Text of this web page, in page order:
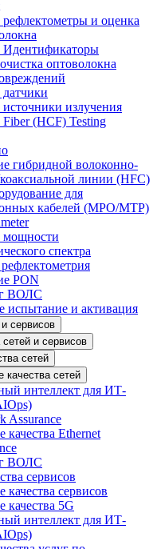
и оценка
Идентификаторы
оптоволокна
излучения
(HCF) Testing
гибридной волоконно-
линии (HFC)
для
кабелей (MPO/MTP)
мощности
спектра
PON
ВОЛС
испытание и активация
сервисов
сетей и сервисов
сетей
качества сетей
интеллект для ИТ-
Assurance
качества Ethernet
ВОЛС
сервисов
качества сервисов
качества 5G
интеллект для ИТ-